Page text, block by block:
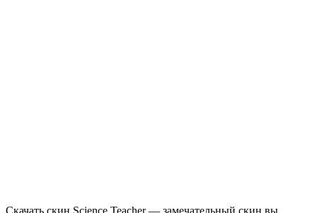
Скачать скин Science Teacher — замечательный скин вы